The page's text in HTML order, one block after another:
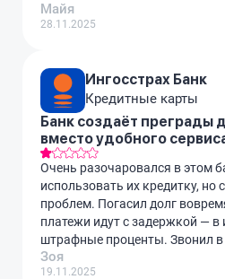
Майя
28.11.2025
Ингосстрах Банк
Кредитные карты
Банк создаёт преграды
вместо удобного
Очень разочаровался в этом
использовать их кредитку, но
проблем. Погасил долг
платежи идут с задержкой — в
штрафные проценты. Звонил в
Зоя
19.11.2025